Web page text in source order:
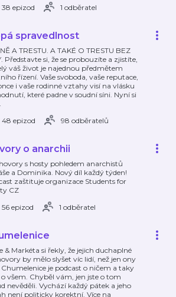
38 epizod
1 odběratel
spravedlnost
A TRESTU. A TAKÉ O TRESTU BEZ
Představte si, že se probouzíte a zjistíte,
váš život je najednou předmětem
řízení. Vaše svoboda, vaše reputace,
i vaše rodinné vztahy visí na vlásku
které padne v soudní síni. Nyní si
48 epizod
98 odběratelů
o anarchii
s hosty pohledem anarchistů
a Dominika. Nový díl každý týden!
zaštituje organizace Students for
CZ
56 epizod
1 odběratel
& Markéta si řekly, že jejich duchaplné
by mělo slyšet víc lidí, než jen ony
Chumelenice je podcast o ničem a taky
o všem. Chyběl vám, jen jste o tom
nevěděli. Vychází každý pátek a jeho
není politicky korektní. Více na